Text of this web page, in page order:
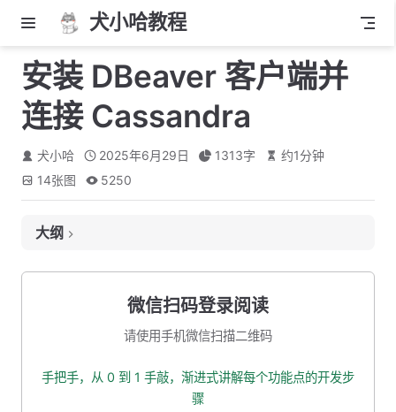
犬小哈教程
安装 DBeaver 客户端并
连接 Cassandra
犬小哈 2025年6月29日 1313字 约1分钟
14张图 5250
大纲
复制破解补丁
微信扫码登录阅读
请使用手机微信扫描二维码
手把手，从 0 到 1 手敲，渐进式讲解每个功能点的开发步
骤